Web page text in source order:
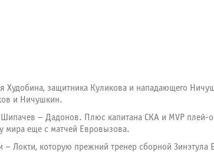
Худобина, защитника Куликова и нападающего
и Ничушкин.
Шипачев – Дадонов. Плюс капитана СКА и MVP плей-
мира еще с матчей Евровызова.
Локти, которую прежний тренер сборной Зинэтула